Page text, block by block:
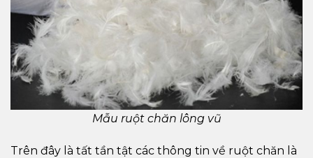
Mẫu ruột chăn lông vũ
Trên đây là tất tần tật các thông tin về ruột chăn là